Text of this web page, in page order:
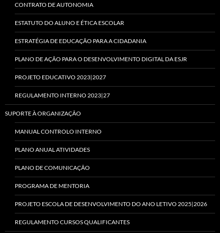
CONTRATO DE AUTONOMIA
ESTATUTO DO ALUNO E ÉTICA ESCOLAR
ESTRATÉGIA DE EDUCAÇÃO PARA A CIDADANIA
PLANO DE AÇÃO PARA O DESENVOLVIMENTO DIGITAL DA ESJR
PROJETO EDUCATIVO 2023|2027
REGULAMENTO INTERNO 2023|27
SUPORTE À ORGANIZAÇÃO
MANUAL CONTROLO INTERNO
PLANO ANUAL ATIVIDADES
PLANO DE COMUNICAÇÃO
PROGRAMA DE MENTORIA
PROJETO ESCOLA DE DESENVOLVIMENTO DO ANO LETIVO 2025|2026
REGULAMENTO CURSOS QUALIFICANTES